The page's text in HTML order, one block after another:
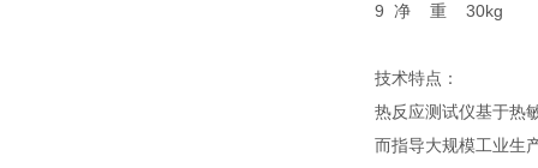
9 净 重 30kg
技术特点：
热反应测试仪基于热
而指导大规模工业生